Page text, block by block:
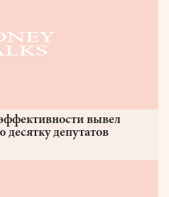
вывел
депутатов